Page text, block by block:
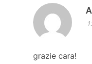
grazie cara!